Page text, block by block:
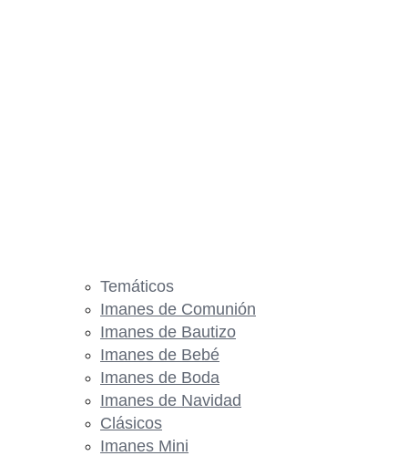
Temáticos
Imanes de Comunión
Imanes de Bautizo
Imanes de Bebé
Imanes de Boda
Imanes de Navidad
Clásicos
Imanes Mini